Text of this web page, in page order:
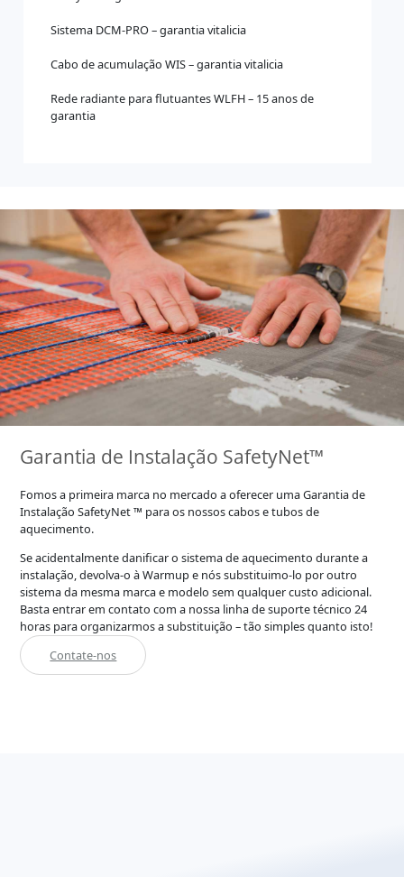
Sistema DCM-PRO – garantia vitalicia
Cabo de acumulação WIS – garantia vitalicia
Rede radiante para flutuantes WLFH – 15 anos de
garantia
Garantia de Instalação SafetyNet™
Fomos a primeira marca no mercado a oferecer uma Garantia de
Instalação SafetyNet ™ para os nossos cabos e tubos de
aquecimento.
Se acidentalmente danificar o sistema de aquecimento durante a
instalação, devolva-o à Warmup e nós substituimo-lo por outro
sistema da mesma marca e modelo sem qualquer custo adicional.
Basta entrar em contato com a nossa linha de suporte técnico 24
horas para organizarmos a substituição – tão simples quanto isto!
Contate-nos